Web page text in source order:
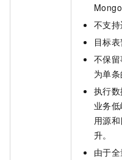
不支
目标
不保
为单条
执行
业务
用源
升。
由于